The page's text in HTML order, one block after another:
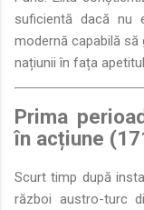
suficientă dacă nu
modernă capabilă
națiunii în fața
Prima
în acțiune
Scurt timp după
război austro-turc